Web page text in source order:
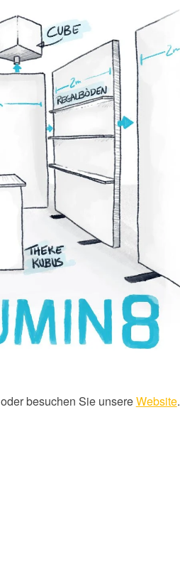
oder besuchen Sie unsereWebsite.